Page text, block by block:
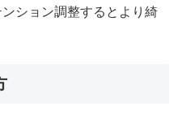
ション調整するとより綺